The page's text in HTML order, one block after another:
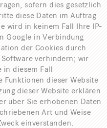
sofern dies gesetzlich
diese Daten im Auftrag
wird in keinem Fall Ihre IP-
Google in Verbindung
der Cookies durch
verhindern; wir
diesem Fall
Funktionen dieser Website
dieser Website erklären
über Sie erhobenen Daten
Art und Weise
einverstanden.